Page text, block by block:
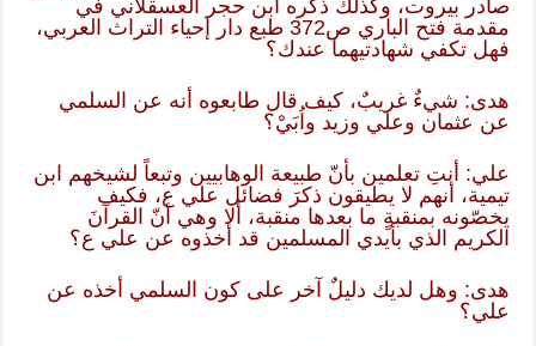
صادر بيروت، وكذلك ذكره ابن حجر العسقلاني في
مقدمة فتح الباري ص372 طبع دار إحياء التراث العربي،
فهل تكفي شهادتيهما عندك؟
هدى: شيءٌ غريبٌ، كيف قال طابعوه أنه عن السلمي
عن عثمان وعلي وزيد واُبَيْ؟
علي: أنتِ تعلمين بأنّ طبيعة الوهابيين وتبعاً لشيخهم ابن
تيمية، أنهم لا يطيقون ذكرَ فضائل علي ع، فكيف
يخصّونه بمنقبةٍ ما بعدها منقبة، ألا وهي أنّ القرآنَ
الكريم الذي بأيدي المسلمين قد أخذوه عن علي ع؟
هدى: وهل لديك دليلٌ آخر على كون السلمي أخذه عن
علي؟